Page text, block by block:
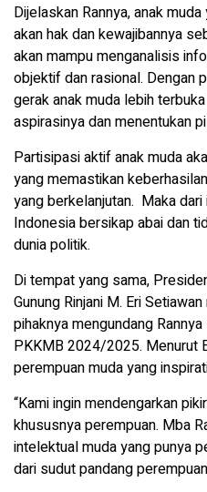
Dijelaskan Rannya, anak
akan hak dan kewajibannya
akan mampu menganalisis
objektif dan rasional. Dengan
gerak anak muda lebih
aspirasinya dan menentukan
Partisipasi aktif anak muda
yang memastikan
yang berkelanjutan. Maka
Indonesia bersikap abai dan
dunia politik.
Di tempat yang sama,
Gunung Rinjani M. Eri
pihaknya mengundang
PKKMB 2024/2025. Menurut
perempuan muda yang
“Kami ingin mendengarkan
khususnya perempuan. Mba
intelektual muda yang punya
dari sudut pandang